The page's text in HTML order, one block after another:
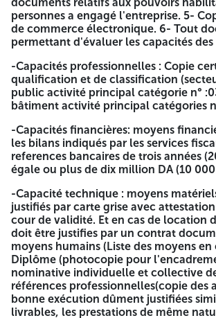
relatives aux marchés
dispositions des article 42-44 du Décret
15/247 of 16 septembre 2015 portant
marchés publics et des délégations de
président de d'assemble populaire
lance un avis d'appel d'offre national
de capacité minimales pour les
Lot n°01: Aménagement urbain
ville de beni aziz avec contrôle
Lot n°02: Achèvement
mai 1945 avec contrôle technique.
Lot n°03: Habilitation de la route ou
bara qui reliant la route de oulad-
lakhrab sur 900 m.
Lot n°04: Habilitation de la route ou
hamr-el-ain qui reliant la route
cimetière sur 600 m.
Lot n°05: Habilitation de la route ou
badis qui reliant la route communal
hassoun sur 500 m. Les sou
peuvent retrier le cahier des charges
des marchés de commune de beni
paiement d'une somme de : trois
personnes a engagé l'entreprise. 5-
de commerce électronique. 6- Tout
permettant d'évaluer les capacités des
-Capacités professionnelles : Copie
qualification et de classification
public activité principal catégorie n°
bâtiment activité principal catégories
-Capacités financières: moyens
les bilans indiqués par les services
references bancaires de trois années
égale ou plus de dix million DA (10
-Capacité technique : moyens
justifiés par carte grise avec
cour de validité. Et en cas de location
doit être justifies par un contrat
moyens humains (Liste des moyens en
Diplôme (photocopie pour
nominative individuelle et collective
références professionnelles(copie des
bonne exécution dûment justifiées
livrables, les prestations de même